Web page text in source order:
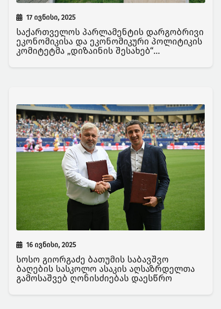
17 ივნისი, 2025
საქართველოს პარლამენტის დარგობრივი
ეკონომიკისა და ეკონომიკური პოლიტიკის
კომიტეტმა „დიზაინის შესახებ“
16 ივნისი, 2025
სოსო გიორგაძე ბათუმის საბავშვო
ბაღების სასკოლო ასაკის აღსაზრდელთა
გამოსაშვებ ღონისძიებას დაესწრო